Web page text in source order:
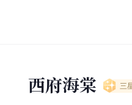
西府海棠 三